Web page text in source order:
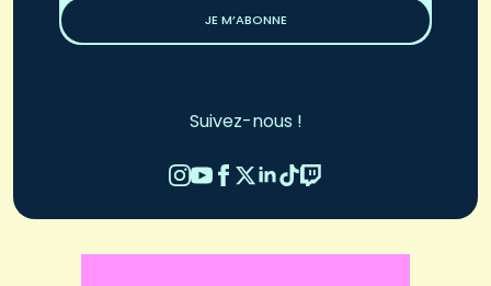
JE M’ABONNE
Suivez-nous !